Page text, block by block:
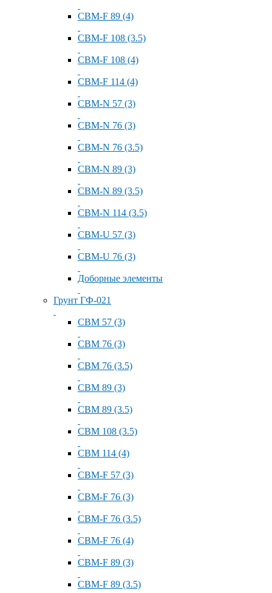
СВМ-F 89 (4)
СВМ-F 108 (3.5)
СВМ-F 108 (4)
СВМ-F 114 (4)
СВМ-N 57 (3)
СВМ-N 76 (3)
СВМ-N 76 (3.5)
СВМ-N 89 (3)
СВМ-N 89 (3.5)
СВМ-N 114 (3.5)
СВМ-U 57 (3)
СВМ-U 76 (3)
Доборные элементы
Грунт ГФ-021
СВМ 57 (3)
СВМ 76 (3)
СВМ 76 (3.5)
СВМ 89 (3)
СВМ 89 (3.5)
СВМ 108 (3.5)
СВМ 114 (4)
СВМ-F 57 (3)
СВМ-F 76 (3)
СВМ-F 76 (3.5)
СВМ-F 76 (4)
СВМ-F 89 (3)
СВМ-F 89 (3.5)